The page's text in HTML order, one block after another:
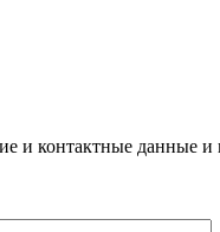
и контактные данные